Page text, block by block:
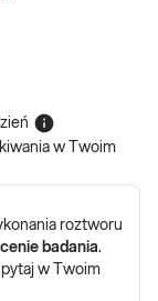
w Twoim
roztworu
badania.
w Twoim